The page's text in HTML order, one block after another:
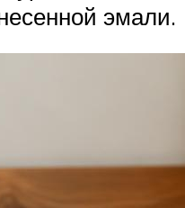
эмали.